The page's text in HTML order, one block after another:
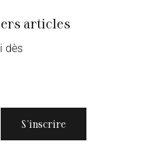
articles
dès
S’inscrire